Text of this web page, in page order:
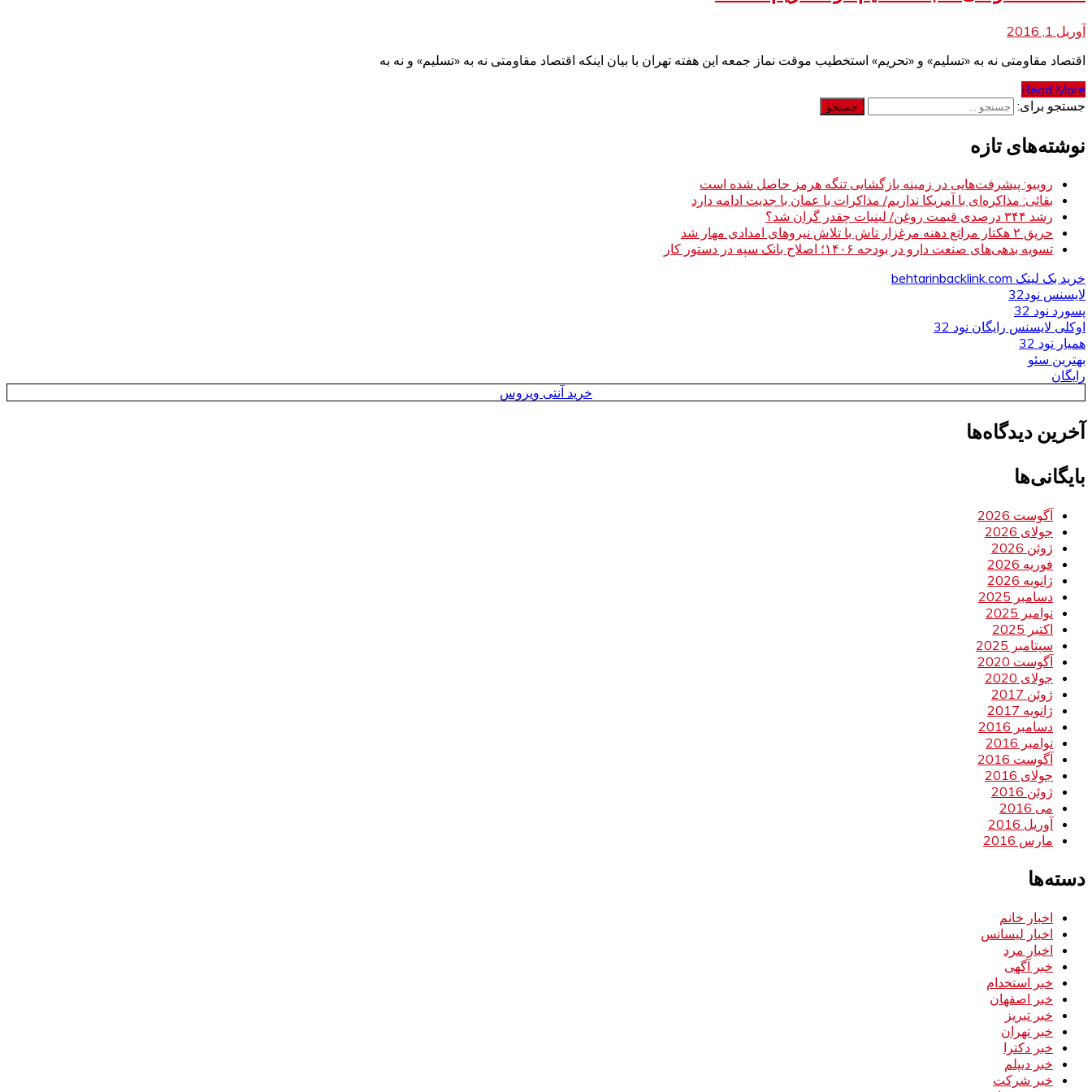
آوریل 1, 2016
اقتصاد مقاومتی نه به «تسلیم» و «تحریم» استخطیب موقت نماز جمعه این هفته تهران با بیان اینکه اقتصاد مقاومتی نه به «تسلیم» و نه به
Read More
جستجو برای:
نوشته‌های تازه
روبیو: پیشرفت‌هایی در زمینه بازگشایی تنگه هرمز حاصل شده است
بقائی: مذاکره‌ای با آمریکا نداریم/ مذاکرات با عمان با جدیت ادامه دارد
رشد ۳۴۴ درصدی قیمت روغن/ لبنیات چقدر گران شد؟
حریق ۲ هکتار مراتع دهنه مرغزار تاش با تلاش نیروهای امدادی مهار شد
تسویه بدهی‌های صنعت دارو در بودجه ۱۴۰۶؛ اصلاح بانک سپه در دستور کار
خرید بک لینک behtarinbacklink.com
لایسنس نود32
پسورد نود 32
اوکلی لایسنس رایگان نود 32
همیار نود 32
بهترین سئو
رایگان
خرید آنتی ویروس
آخرین دیدگاه‌ها
بایگانی‌ها
آگوست 2026
جولای 2026
ژوئن 2026
فوریه 2026
ژانویه 2026
دسامبر 2025
نوامبر 2025
اکتبر 2025
سپتامبر 2025
آگوست 2020
جولای 2020
ژوئن 2017
ژانویه 2017
دسامبر 2016
نوامبر 2016
آگوست 2016
جولای 2016
ژوئن 2016
می 2016
آوریل 2016
مارس 2016
دسته‌ها
اخبار خانم
اخبار لیسانس
اخبار مرد
خبر آگهی
خبر استخدام
خبر اصفهان
خبر تبریز
خبر تهران
خبر دکترا
خبر دیپلم
خبر شرکت